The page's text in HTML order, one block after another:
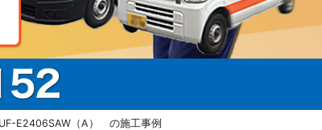
E2406SAW（A） の施工事例